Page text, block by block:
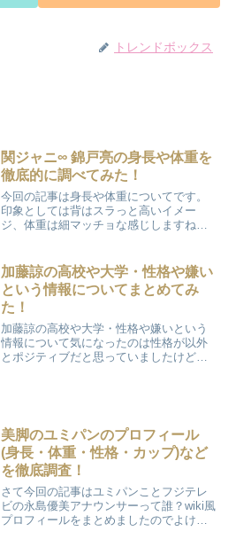
トレンドボックス
関ジャニ∞ 錦戸亮の身長や体重を
徹底的に調べてみた！
今回の記事は身長や体重についてです。
印象としては背はスラっと高いイメー
ジ、体重は細マッチョな感じしますね。
で調べてみると錦戸さんの身長は169cm
か170cmとの情報が...
加藤諒の高校や大学・性格や嫌い
という情報についてまとめてみ
た！
加藤諒の高校や大学・性格や嫌いという
情報について気になったのは性格が以外
とポジティブだと思っていましたけど以
美脚のユミパンのプロフィール
(身長・体重・性格・カップ)など
を徹底調査！
さて今回の記事はユミパンことフジテレ
ビの永島優美アナウンサーって誰？wiki風
プロフィールをまとめましたのでよけれ